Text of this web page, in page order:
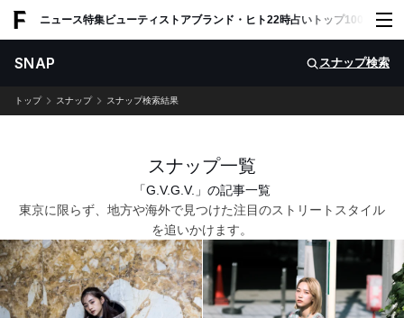
ニュース特集ビューティ ストアブランド・ヒト22時占い トップ100 スナッ
SNAP スナップ検索
トップ スナップ スナップ検索結果
スナップ一覧
「G.V.G.V.」の記事一覧
東京に限らず、地方や海外で見つけた注目のストリートスタイル
を追いかけます。